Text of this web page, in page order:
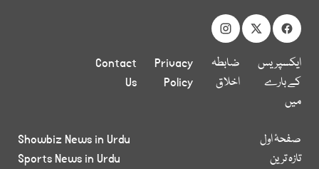
ایکسپریس
کے بارے
میں
ضابطہ
اخلاق
Privacy
Policy
Contact
Us
صفحۂ اول
تازہ ترین
Showbiz News in Urdu
Sports News in Urdu